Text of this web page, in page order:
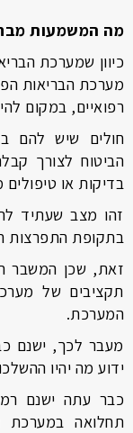
מה המשמעות
כיוון שמערכת
מערכת הבריאות
רפואיים, במקום
חולים שיש להם
הביטוח לצורך
בדיקות או טיפולים
זהו מצב שעתיד
בתקופת התפרצות
זאת, שכן המשבר
תקציבים של
המערכת.
מעבר לכך, ישנם
ידוע מה יהיו
כבר עתה ישנם
תחלואה במערכת